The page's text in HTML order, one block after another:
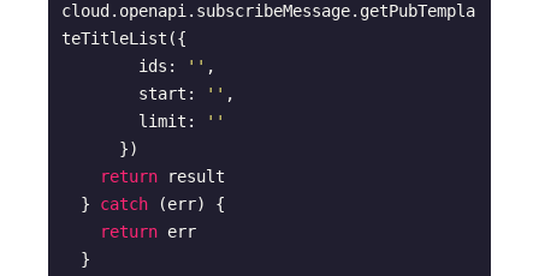
cloud.openapi.subscribeMessage.getPubTempla
teTitleList({
        ids:
'' ,
        start:
'' ,
        limit:
''
return result
  }
catch (err) {
return err